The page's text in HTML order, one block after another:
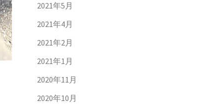
2021年5月
2021年4月
2021年2月
2021年1月
2020年11月
2020年10月